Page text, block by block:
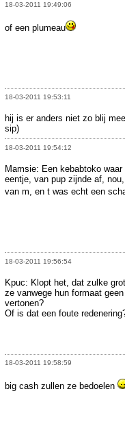
18-03-2011 19:49:06
of een plumeau
18-03-2011 19:53:11
hij is er anders niet zo blij
sip)
18-03-2011 19:54:12
Mamsie: Een kebabtoko
eentje, van pup zijnde af,
van m, en t was echt een
18-03-2011 19:56:54
Kpuc: Klopt het, dat zulke
ze vanwege hun formaat
vertonen?
Of is dat een foute
18-03-2011 19:58:59
big cash zullen ze bedoelen